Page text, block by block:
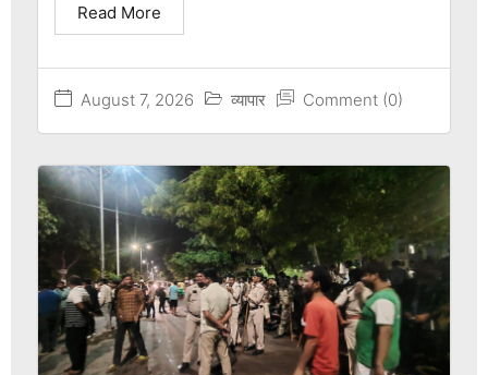
August 7, 2026 व्यापार Comment (0)
Read More